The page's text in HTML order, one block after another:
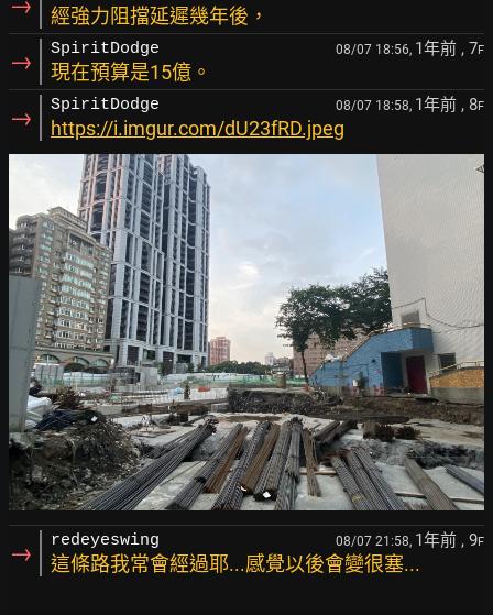
經強力阻擋延遲幾年後，
→ SpiritDodge 08/07 18:56, 1年前 , 7F
現在預算是15億。
→ SpiritDodge 08/07 18:58, 1年前 , 8F
https://i.imgur.com/dU23fRD.jpeg
→ redeyeswing 08/07 21:58, 1年前 , 9F
這條路我常會經過耶...感覺以後會變很塞...